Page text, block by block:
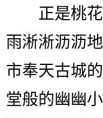
正是桃花
雨淅淅沥沥
市奉天古城
堂般的幽幽